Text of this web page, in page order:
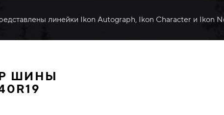
линейки Ikon Autograph, Ikon Character и Ikon
ШИНЫ